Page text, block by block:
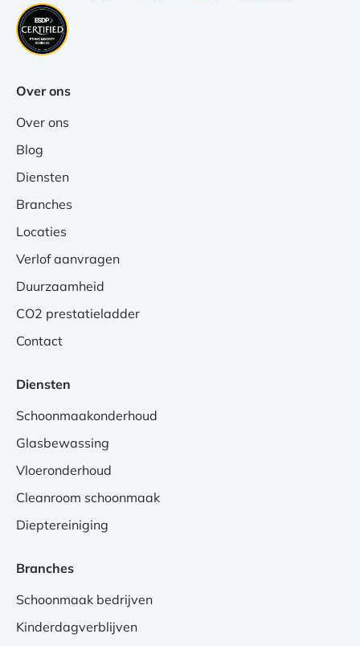
Over ons
Over ons
Blog
Diensten
Branches
Locaties
Verlof aanvragen
Duurzaamheid
CO2 prestatieladder
Contact
Diensten
Schoonmaakonderhoud
Glasbewassing
Vloeronderhoud
Cleanroom schoonmaak
Dieptereiniging
Branches
Schoonmaak bedrijven
Kinderdagverblijven